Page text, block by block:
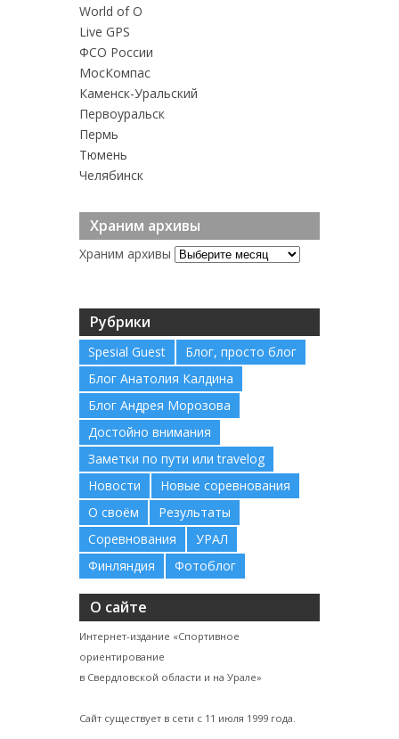
World of O
Live GPS
ФСО России
MосКомпас
Каменск-Уральский
Первоуральск
Пермь
Тюмень
Челябинск
Храним архивы
Храним архивы
Рубрики
Spesial Guest
Блог, просто блог
Блог Анатолия Калдина
Блог Андрея Морозова
Достойно внимания
Заметки по пути или travelog
Новости
Новые соревнования
О своём
Результаты
Соревнования
УРАЛ
Финляндия
Фотоблог
О сайте
Интернет-издание «Спортивное
ориентирование
в Свердловской области и на Урале»
Сайт существует в сети с 11 июля 1999 года.